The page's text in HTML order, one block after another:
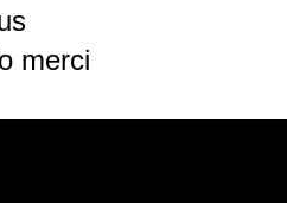
merci